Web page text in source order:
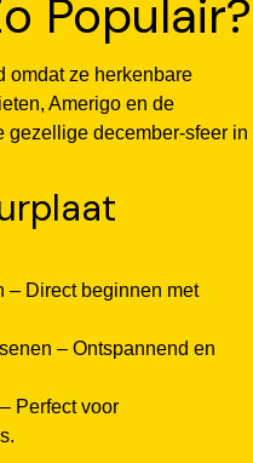
Populair?
omdat ze herkenbare
Amerigo en de
gezellige december-sfeer in
– Direct beginnen met
– Ontspannend en
Perfect voor